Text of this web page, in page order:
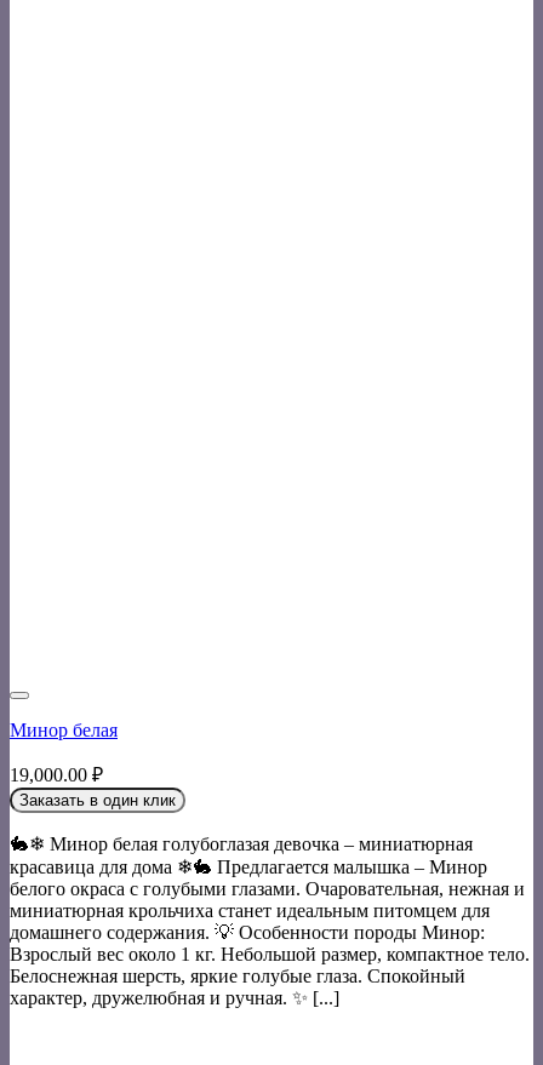
Минор белая
19,000.00 ₽
Заказать в один клик
🐇❄ Минор белая голубоглазая девочка – миниатюрная
красавица для дома ❄🐇 Предлагается малышка – Минор
белого окраса с голубыми глазами. Очаровательная, нежная и
миниатюрная крольчиха станет идеальным питомцем для
домашнего содержания. 💡 Особенности породы Минор:
Взрослый вес около 1 кг. Небольшой размер, компактное тело.
Белоснежная шерсть, яркие голубые глаза. Спокойный
характер, дружелюбная и ручная. ✨ [...]